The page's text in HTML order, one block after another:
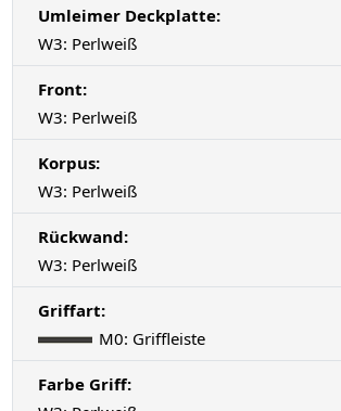
Umleimer Deckplatte:
W3: Perlweiß
Front:
W3: Perlweiß
Korpus:
W3: Perlweiß
Rückwand:
W3: Perlweiß
Griffart:
M0: Griffleiste
Farbe Griff: